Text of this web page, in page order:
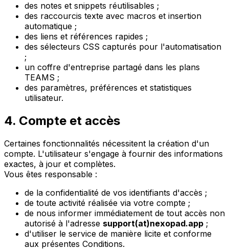
des notes et snippets réutilisables ;
des raccourcis texte avec macros et insertion
automatique ;
des liens et références rapides ;
des sélecteurs CSS capturés pour l'automatisation
;
un coffre d'entreprise partagé dans les plans
TEAMS ;
des paramètres, préférences et statistiques
utilisateur.
4. Compte et accès
Certaines fonctionnalités nécessitent la création d'un
compte. L'utilisateur s'engage à fournir des informations
exactes, à jour et complètes.
Vous êtes responsable :
de la confidentialité de vos identifiants d'accès ;
de toute activité réalisée via votre compte ;
de nous informer immédiatement de tout accès non
autorisé à l'adresse support(at)nexopad.app ;
d'utiliser le service de manière licite et conforme
aux présentes Conditions.